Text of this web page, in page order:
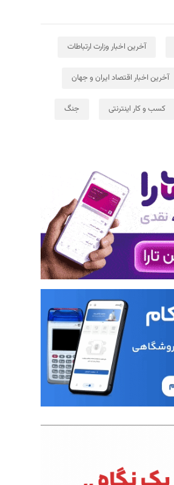
آخرین اخبار وزارت ارتباطات
آخرین اخبار اقتصاد ایران و جهان
کسب و کار اینترنتی جنگ